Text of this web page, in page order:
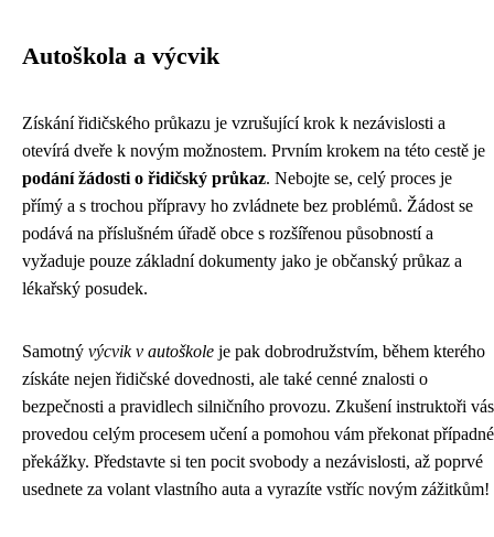
Autoškola a výcvik
Získání řidičského průkazu je vzrušující krok k nezávislosti a
otevírá dveře k novým možnostem. Prvním krokem na této cestě je
podání žádosti o řidičský průkaz. Nebojte se, celý proces je
přímý a s trochou přípravy ho zvládnete bez problémů. Žádost se
podává na příslušném úřadě obce s rozšířenou působností a
vyžaduje pouze základní dokumenty jako je občanský průkaz a
lékařský posudek.
Samotný výcvik v autoškole je pak dobrodružstvím, během kterého
získáte nejen řidičské dovednosti, ale také cenné znalosti o
bezpečnosti a pravidlech silničního provozu. Zkušení instruktoři vás
provedou celým procesem učení a pomohou vám překonat případné
překážky. Představte si ten pocit svobody a nezávislosti, až poprvé
usednete za volant vlastního auta a vyrazíte vstříc novým zážitkům!